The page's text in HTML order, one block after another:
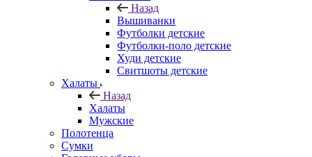
Назад
Вышиванки
Футболки детские
Футболки-поло детские
Худи детские
Свитшоты детские
Халаты
Назад
Халаты
Мужские
Полотенца
Сумки